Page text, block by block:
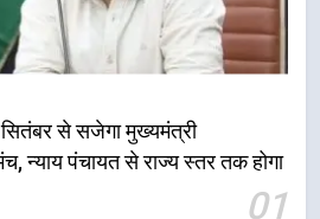
से सजेगा मुख्यमंत्री
न्याय पंचायत से राज्य स्तर तक होगा
01
हथकरघा दिवस पर मुख्यमंत्री
कारीगरों को किया सम्मानित
उत्तराखंड समाचार